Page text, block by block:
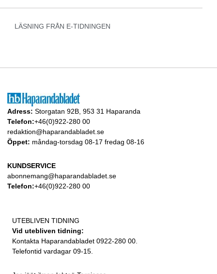
LÄSNING FRÅN E-TIDNINGEN
Adress: Storgatan 92B, 953 31 Haparanda
Telefon:+46(0)922-280 00
redaktion@haparandabladet.se
Öppet: måndag-torsdag 08-17 fredag 08-16
KUNDSERVICE
abonnemang@haparandabladet.se
Telefon:+46(0)922-280 00
UTEBLIVEN TIDNING
Vid utebliven tidning:
Kontakta Haparandabladet 0922-280 00.
Telefontid vardagar 09-15.